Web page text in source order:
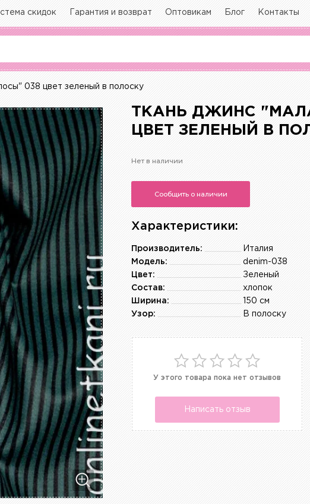
скидок Гарантия и возврат Оптовикам Блог Контакты
038 цвет зеленый в полоску
ТКАНЬ ДЖИНС
ЦВЕТ ЗЕЛЕНЫЙ В
Нет в наличии
Сообщить о наличии
Характеристики:
Италия
Производитель:
denim-038
Модель:
Зеленый
Цвет:
хлопок
Состав:
150 см
Ширина:
В полоску
Узор:
У этого товара пока нет отзывов
Написать отзыв